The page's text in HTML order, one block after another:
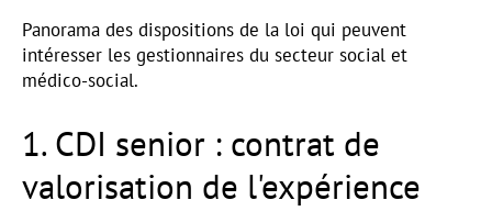
Panorama des dispositions de la loi qui peuvent
intéresser les gestionnaires du secteur social et
médico-social.
1. CDI senior : contrat de
valorisation de l'expérience